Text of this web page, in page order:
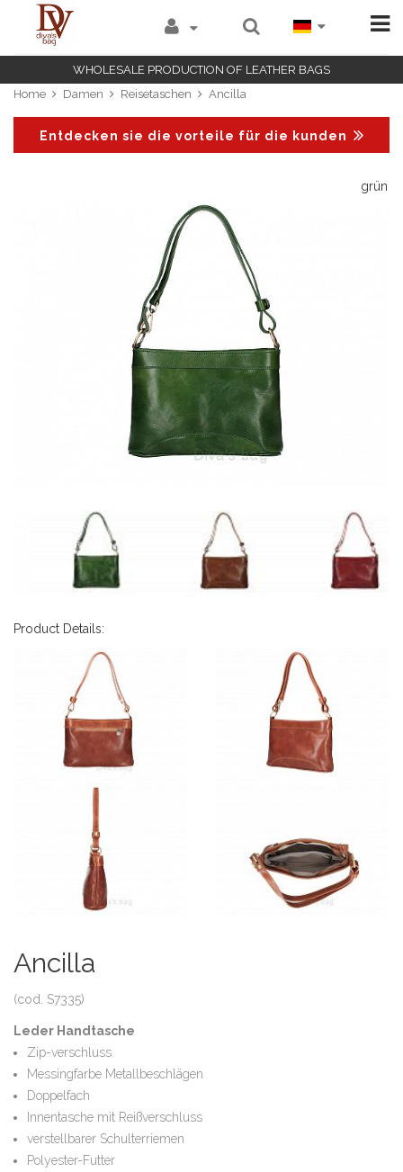
WHOLESALE PRODUCTION OF LEATHER BAGS
Home
Damen Reisetaschen Ancilla
Entdecken sie die vorteile für die kunden
grün
Product Details:
Ancilla
(cod. S7335)
Leder Handtasche
Zip-verschluss
Messingfarbe Metallbeschlägen
Doppelfach
Innentasche mit Reißverschluss
verstellbarer Schulterriemen
Polyester-Futter